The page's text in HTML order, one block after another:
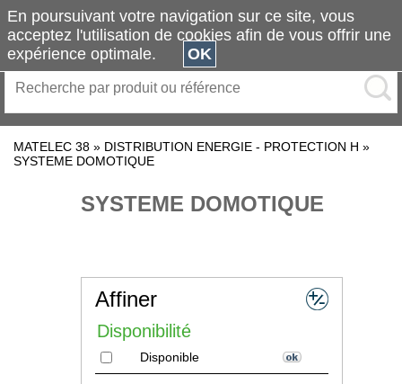
MATELEC 38 » DISTRIBUTION ENERGIE - PROTECTION H »
SYSTEME DOMOTIQUE
SYSTEME DOMOTIQUE
Affiner
Disponibilité
Disponible
En poursuivant votre navigation sur ce site, vous
acceptez l'utilisation de cookies afin de vous offrir une
expérience optimale.
OK